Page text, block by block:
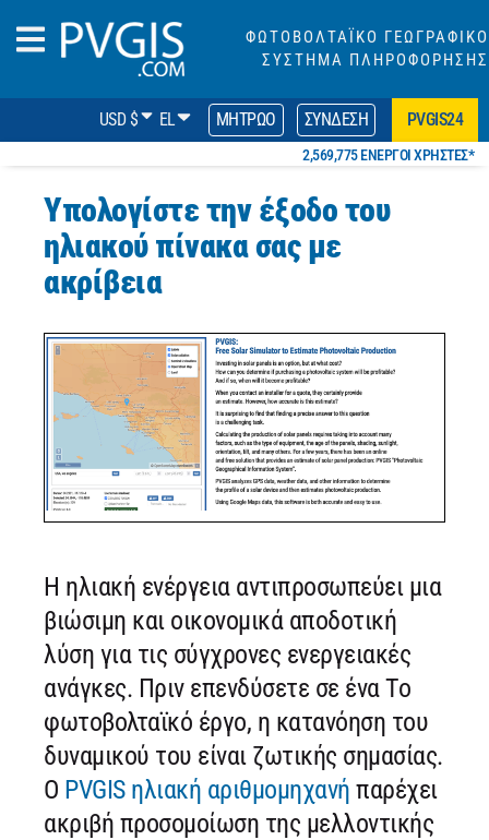
ΦΩΤΟΒΟΛΤΑΪΚΟ ΓΕΩΓΡΑΦΙΚΟ
ΣΥΣΤΗΜΑ ΠΛΗΡΟΦΟΡΗΣΗΣ
USD $ EL ΜΗΤΡΏΟ ΣΎΝΔΕΣΗ PVGIS24
2,569,775 ΕΝΕΡΓΟΊ ΧΡΉΣΤΕΣ*
Υπολογίστε την έξοδο του
ηλιακού πίνακα σας με
ακρίβεια
Η ηλιακή ενέργεια αντιπροσωπεύει μια
βιώσιμη και οικονομικά αποδοτική
λύση για τις σύγχρονες ενεργειακές
ανάγκες. Πριν επενδύσετε σε ένα Το
φωτοβολταϊκό έργο, η κατανόηση του
δυναμικού του είναι ζωτικής σημασίας.
Ο PVGIS ηλιακή αριθμομηχανή παρέχει
ακριβή προσομοίωση της μελλοντικής